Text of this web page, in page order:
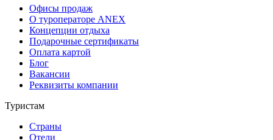
Офисы продаж
О туроператоре ANEX
Концепции отдыха
Подарочные сертификаты
Оплата картой
Блог
Вакансии
Реквизиты компании
Туристам
Страны
Отели